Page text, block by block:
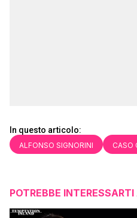
In questo articolo:
ALFONSO SIGNORINI CASO
POTREBBE